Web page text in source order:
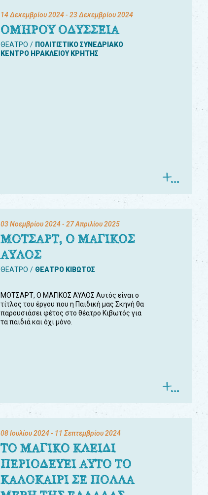
14 Δεκεμβρίου 2024- 23 Δεκεμβρίου 2024
ΟΜΗΡΟΥ ΟΔΥΣΣΕΙΑ
ΘΕΑΤΡΟ
ΠΟΛΙΤΙΣΤΙΚΟ ΣΥΝΕΔΡΙΑΚΟ
ΚΕΝΤΡΟ ΗΡΑΚΛΕΙΟΥ ΚΡΗΤΗΣ
03 Νοεμβρίου 2024- 27 Απριλίου 2025
ΜΟΤΣΑΡΤ, Ο ΜΑΓΙΚΟΣ
ΑΥΛΟΣ
ΘΕΑΤΡΟ ΘΕΑΤΡΟ ΚΙΒΩΤΟΣ
ΜΟΤΣΑΡΤ, Ο ΜΑΓΙΚΟΣ ΑΥΛΟΣ Αυτός είναι ο
τίτλος του έργου που η Παιδική μας Σκηνή θα
παρουσιάσει φέτος στο θέατρο Κιβωτός για
τα παιδιά και όχι μόνο.
08 Ιουλίου 2024- 11 Σεπτεμβρίου 2024
ΤΟ ΜΑΓΙΚΟ ΚΛΕΙΔΙ
ΠΕΡΙΟΔΕΥΕΙ ΑΥΤΟ ΤΟ
ΚΑΛΟΚΑΙΡΙ ΣΕ ΠΟΛΛΑ